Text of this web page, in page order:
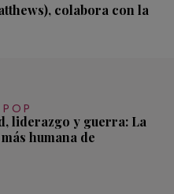
colabora con la
liderazgo y guerra: La
humana de